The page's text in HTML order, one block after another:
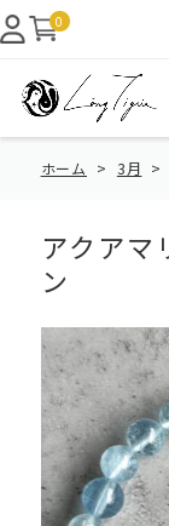
0
ホーム 3月
アクアマ
ン